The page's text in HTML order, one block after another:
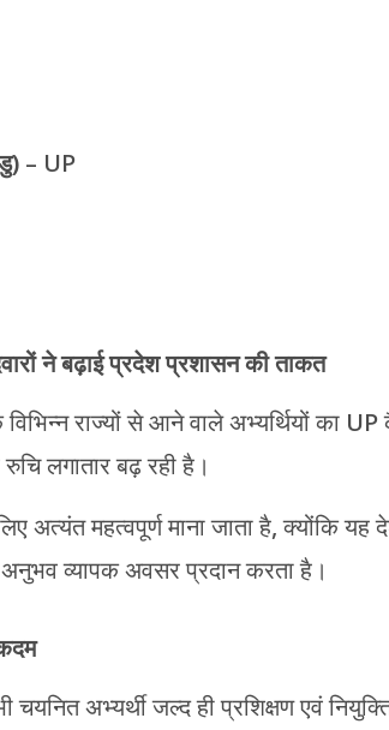
– UP
ने बढ़ाई प्रदेश प्रशासन की ताकत
राज्यों से आने वाले अभ्यर्थियों का UP
लगातार बढ़ रही है।
अत्यंत महत्वपूर्ण माना जाता है, क्योंकि
व्यापक अवसर प्रदान करता है।
अभ्यर्थी जल्द ही प्रशिक्षण एवं